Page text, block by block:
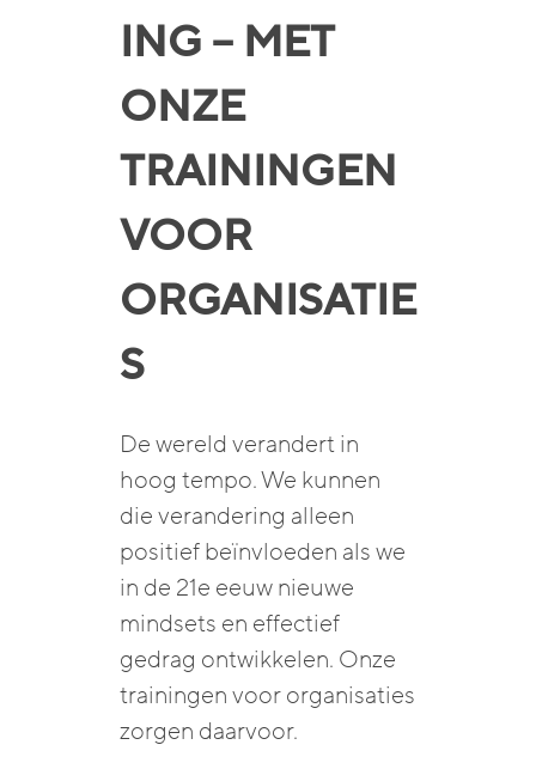
ING – MET
ONZE
TRAININGEN
VOOR
ORGANISATIE
S
De wereld verandert in
hoog tempo. We kunnen
die verandering alleen
positief beïnvloeden als we
in de 21e eeuw nieuwe
mindsets en effectief
gedrag ontwikkelen. Onze
trainingen voor organisaties
zorgen daarvoor.